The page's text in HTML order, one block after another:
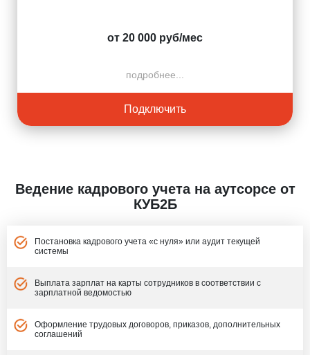
от 20 000 руб/мес
подробнее...
Подключить
Ведение кадрового учета на аутсорсе от
КУБ2Б
Постановка кадрового учета «с нуля» или аудит текущей
системы
Выплата зарплат на карты сотрудников в соответствии с
зарплатной ведомостью
Оформление трудовых договоров, приказов, дополнительных
соглашений